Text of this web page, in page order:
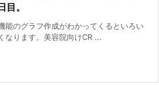
目。
能のグラフ作成がわかってくるといろい
なります。美容院向けCR ...